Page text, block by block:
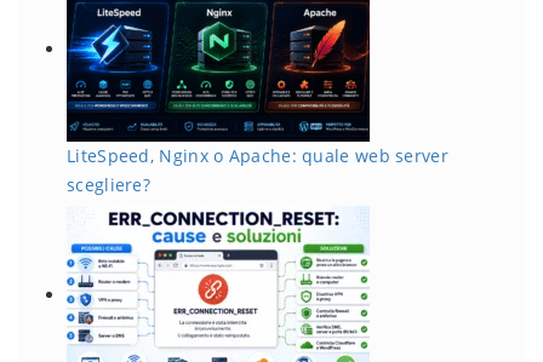
LiteSpeed, Nginx o Apache: quale web server
scegliere?